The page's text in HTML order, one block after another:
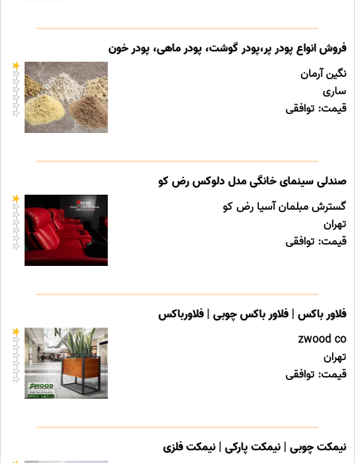
فروش انواع پودر پر،پودر گوشت، پودر ماهی، پودر خون
نگین آرمان
ساری
قیمت: توافقی
صندلی سینمای خانگی مدل دلوکس رض کو
گسترش مبلمان آسیا رض کو
تهران
قیمت: توافقی
فلاور باکس | فلاور باکس چوبی | فلاورباکس
zwood co
تهران
قیمت: توافقی
نیمکت چوبی | نیمکت پارکی | نیمکت فلزی